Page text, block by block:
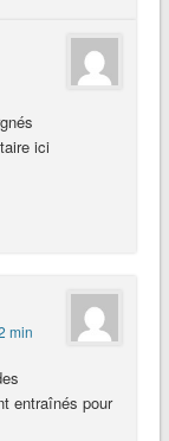
ici
min
entraînés pour